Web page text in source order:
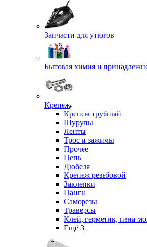
Запчасти для утюгов
Бытовая химия и
Крепеж
Крепеж трубный
Шурупы
Ленты
Трос и зажимы
Прочее
Цепь
Дюбеля
Крепеж резьбовой
Заклепки
Цанги
Саморезы
Траверсы
Клей, герметик, пена
Ещё 3